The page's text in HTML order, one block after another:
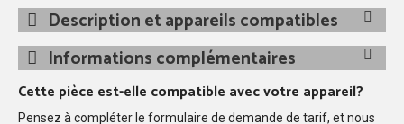
Description et appareils compatibles
Informations complémentaires
Cette pièce est-elle compatible avec votre appareil?
Pensez à compléter le formulaire de demande de tarif, et nous